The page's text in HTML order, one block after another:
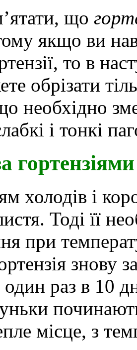
що
якщо ви
то в
обрізати
необхідно
і тонкі
холодів і
Тоді її
при
знову
один раз в 10
місце, з